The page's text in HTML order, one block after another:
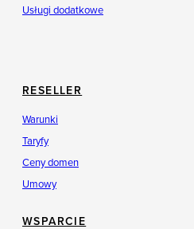
Usługi dodatkowe
RESELLER
Warunki
Taryfy
Ceny domen
Umowy
WSPARCIE